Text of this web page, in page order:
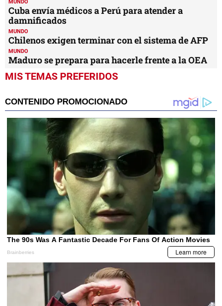
MUNDO
Cuba envía médicos a Perú para atender a
damnificados
MUNDO
Chilenos exigen terminar con el sistema de AFP
MUNDO
Maduro se prepara para hacerle frente a la OEA
MIS TEMAS PREFERIDOS